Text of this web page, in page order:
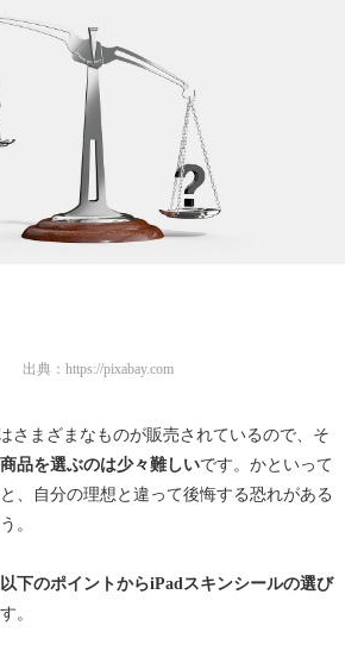
出典： https://pixabay.com
さまざまなものが販売されているので、そ
品を選ぶのは少々難しいです。かといって
、自分の理想と違って後悔する恐れがある
。
以下のポイントからiPadスキンシールの選び
。